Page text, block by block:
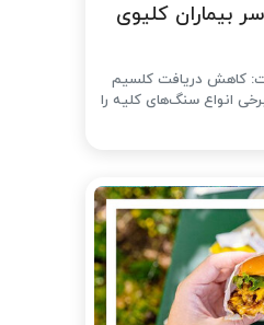
بیماران کلیوی
کاهش دریافت کلسیم
انواع سنگ‌های کلیه را